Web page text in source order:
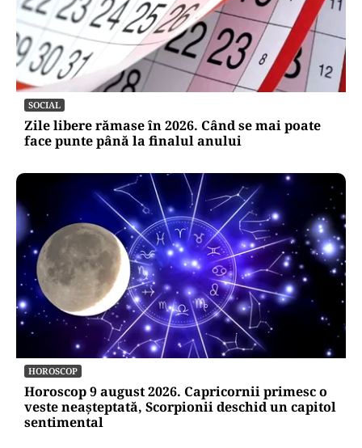
SOCIAL
Zile libere rămase în 2026. Când se mai poate
face punte până la finalul anului
HOROSCOP
Horoscop 9 august 2026. Capricornii primesc o
veste neașteptată, Scorpionii deschid un capitol
sentimental